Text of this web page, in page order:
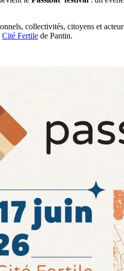
collectivités, citoyens et
Cité Fertile de Pantin.